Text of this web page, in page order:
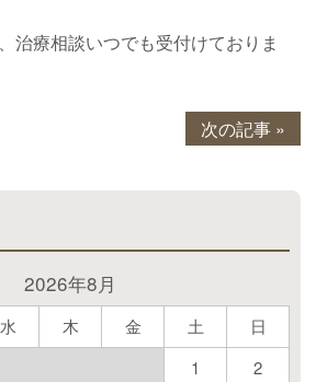
治療相談いつでも受付けておりま
次の記事 »
2026年8月
水 木 金 土 日
1
2